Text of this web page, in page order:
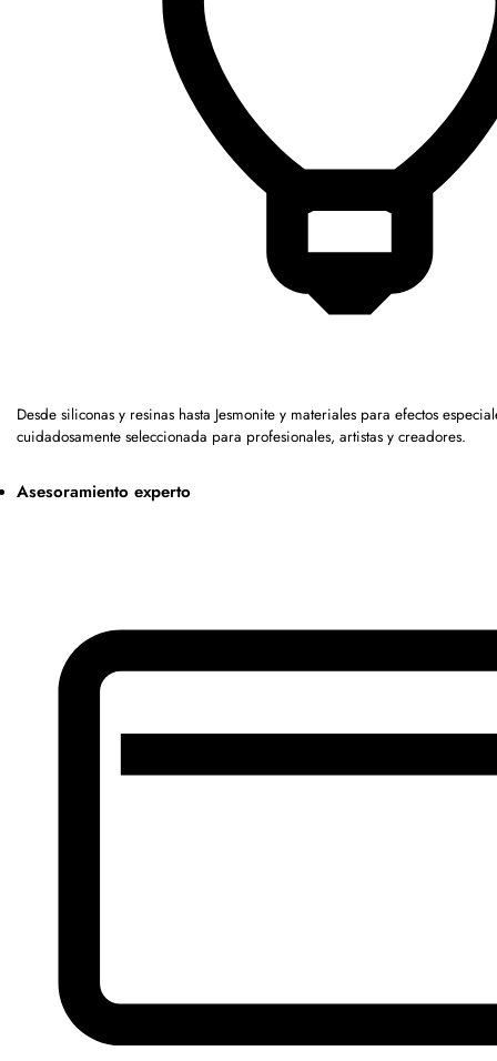
Desde siliconas y resinas hasta Jesmonite y materiales para efectos
cuidadosamente seleccionada para profesionales, artistas y creadores.
Asesoramiento experto